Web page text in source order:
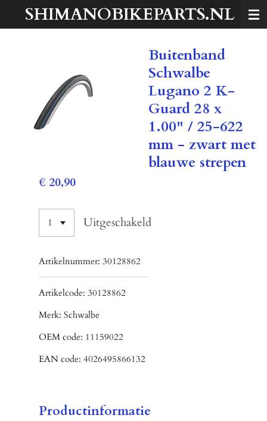
SHIMANOBIKEPARTS.NL
Buitenband
Schwalbe
Lugano 2 K-
Guard 28 x
1.00" / 25-622
mm - zwart met
blauwe strepen
€ 20,90
Uitgeschakeld
Artikelnummer: 30128862
Artikelcode: 30128862
Merk: Schwalbe
OEM code: 11159022
EAN code: 4026495866132
Productinformatie